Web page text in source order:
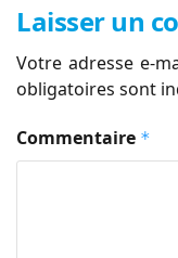
Laisser un
Votre adresse e-
obligatoires sont
Commentaire *